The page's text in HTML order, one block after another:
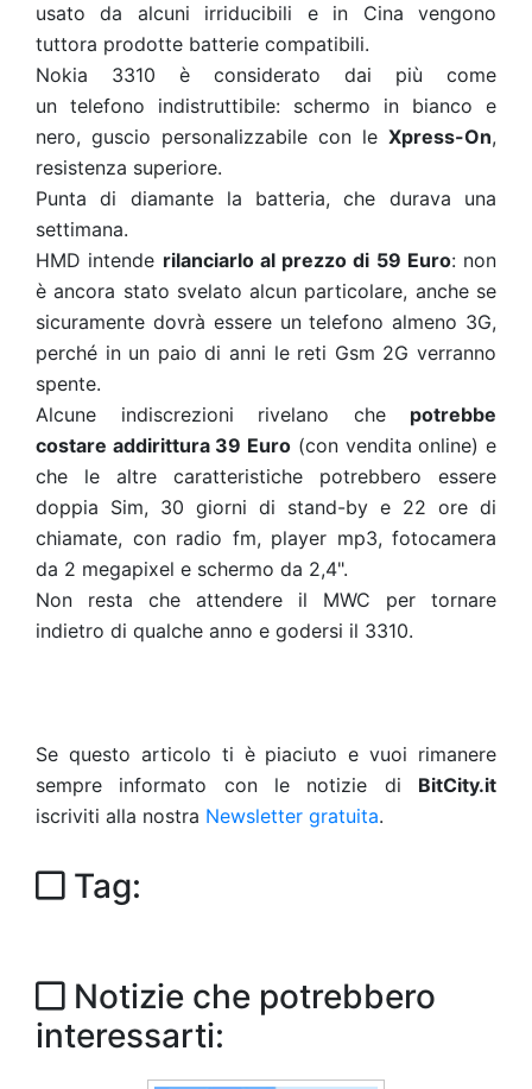
usato da alcuni irriducibili e in Cina vengono
tuttora prodotte batterie compatibili.
Nokia 3310 è considerato dai più come
un telefono indistruttibile: schermo in bianco e
nero, guscio personalizzabile con le Xpress-On,
resistenza superiore.
Punta di diamante la batteria, che durava una
settimana.
HMD intende rilanciarlo al prezzo di 59 Euro: non
è ancora stato svelato alcun particolare, anche se
sicuramente dovrà essere un telefono almeno 3G,
perché in un paio di anni le reti Gsm 2G verranno
spente.
Alcune indiscrezioni rivelano che potrebbe
costare addirittura 39 Euro (con vendita online) e
che le altre caratteristiche potrebbero essere
doppia Sim, 30 giorni di stand-by e 22 ore di
chiamate, con radio fm, player mp3, fotocamera
da 2 megapixel e schermo da 2,4".
Non resta che attendere il MWC per tornare
indietro di qualche anno e godersi il 3310.
Se questo articolo ti è piaciuto e vuoi rimanere
sempre informato con le notizie di BitCity.it
iscriviti alla nostra Newsletter gratuita.
Tag:
Notizie che potrebbero
interessarti: